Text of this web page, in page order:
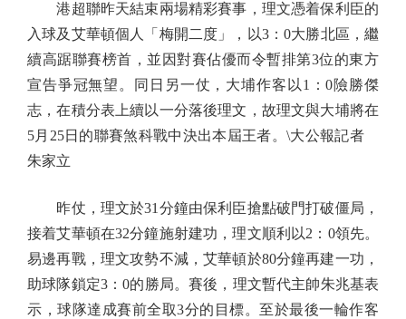
港超聯昨天結束兩場精彩賽事，理文憑着保利臣的
入球及艾華頓個人「梅開二度」，以3：0大勝北區，繼
續高踞聯賽榜首，並因對賽佔優而令暫排第3位的東方
宣告爭冠無望。同日另一仗，大埔作客以1：0險勝傑
志，在積分表上續以一分落後理文，故理文與大埔將在
5月25日的聯賽煞科戰中決出本屆王者。\大公報記者
朱家立
昨仗，理文於31分鐘由保利臣搶點破門打破僵局，
接着艾華頓在32分鐘施射建功，理文順利以2：0領先。
易邊再戰，理文攻勢不減，艾華頓於80分鐘再建一功，
助球隊鎖定3：0的勝局。賽後，理文暫代主帥朱兆基表
示，球隊達成賽前全取3分的目標。至於最後一輪作客